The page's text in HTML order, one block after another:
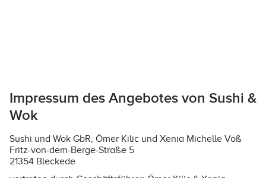
Impressum des Angebotes von Sushi &
Wok
Sushi und Wok GbR, Ömer Kilic und Xenia Michelle Voß
Fritz-von-dem-Berge-Straße 5
21354 Bleckede